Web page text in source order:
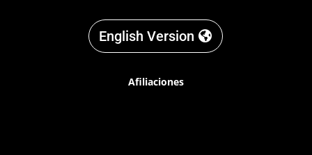
English Version
Afiliaciones